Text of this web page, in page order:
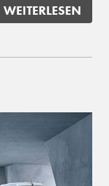
WEITERLESEN